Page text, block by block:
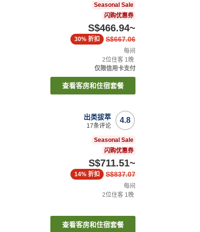
Seasonal Sale
闪购优惠券
S$466.94~
S$667.06
30% 折扣
每间
2位住客 1晚
仅限信用卡支付
查看客房和住宿套餐
4.8
出类拔萃
17条评论
Seasonal Sale
闪购优惠券
S$711.51~
S$837.07
14% 折扣
每间
2位住客 1晚
查看客房和住宿套餐